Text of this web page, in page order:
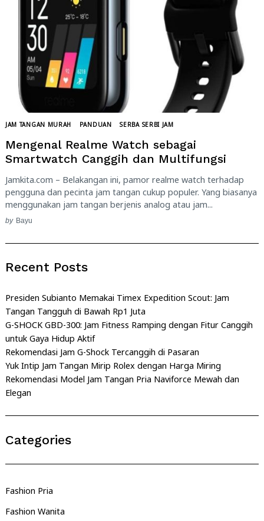
JAM TANGAN MURAH PANDUAN SERBA SERBI JAM
Mengenal Realme Watch sebagai
Smartwatch Canggih dan Multifungsi
Jamkita.com – Belakangan ini, pamor realme watch terhadap
pengguna dan pecinta jam tangan cukup populer. Yang biasanya
menggunakan jam tangan berjenis analog atau jam...
by Bayu
Recent Posts
Presiden Subianto Memakai Timex Expedition Scout: Jam
Tangan Tangguh di Bawah Rp1 Juta
G-SHOCK GBD-300: Jam Fitness Ramping dengan Fitur Canggih
untuk Gaya Hidup Aktif
Rekomendasi Jam G-Shock Tercanggih di Pasaran
Yuk Intip Jam Tangan Mirip Rolex dengan Harga Miring
Rekomendasi Model Jam Tangan Pria Naviforce Mewah dan
Elegan
Categories
Fashion Pria
Fashion Wanita